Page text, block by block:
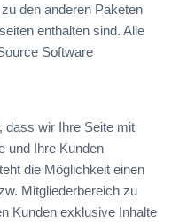
den anderen Paketen
enthalten sind. Alle
Software
dass wir Ihre Seite mit
und Ihre Kunden
die Möglichkeit einen
Mitgliederbereich zu
Kunden exklusive Inhalte